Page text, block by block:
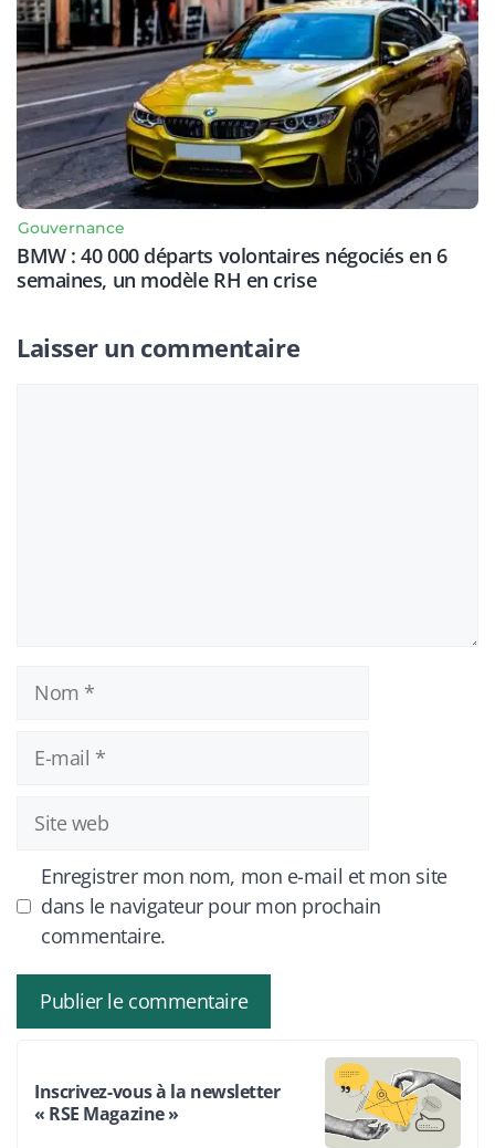
Gouvernance
BMW : 40 000 départs volontaires négociés en 6
semaines, un modèle RH en crise
Laisser un commentaire
Nom
mail
Site
web
Enregistrer mon nom, mon e-mail et mon site
dans le navigateur pour mon prochain
commentaire.
Inscrivez-vous à la newsletter
« RSE Magazine »